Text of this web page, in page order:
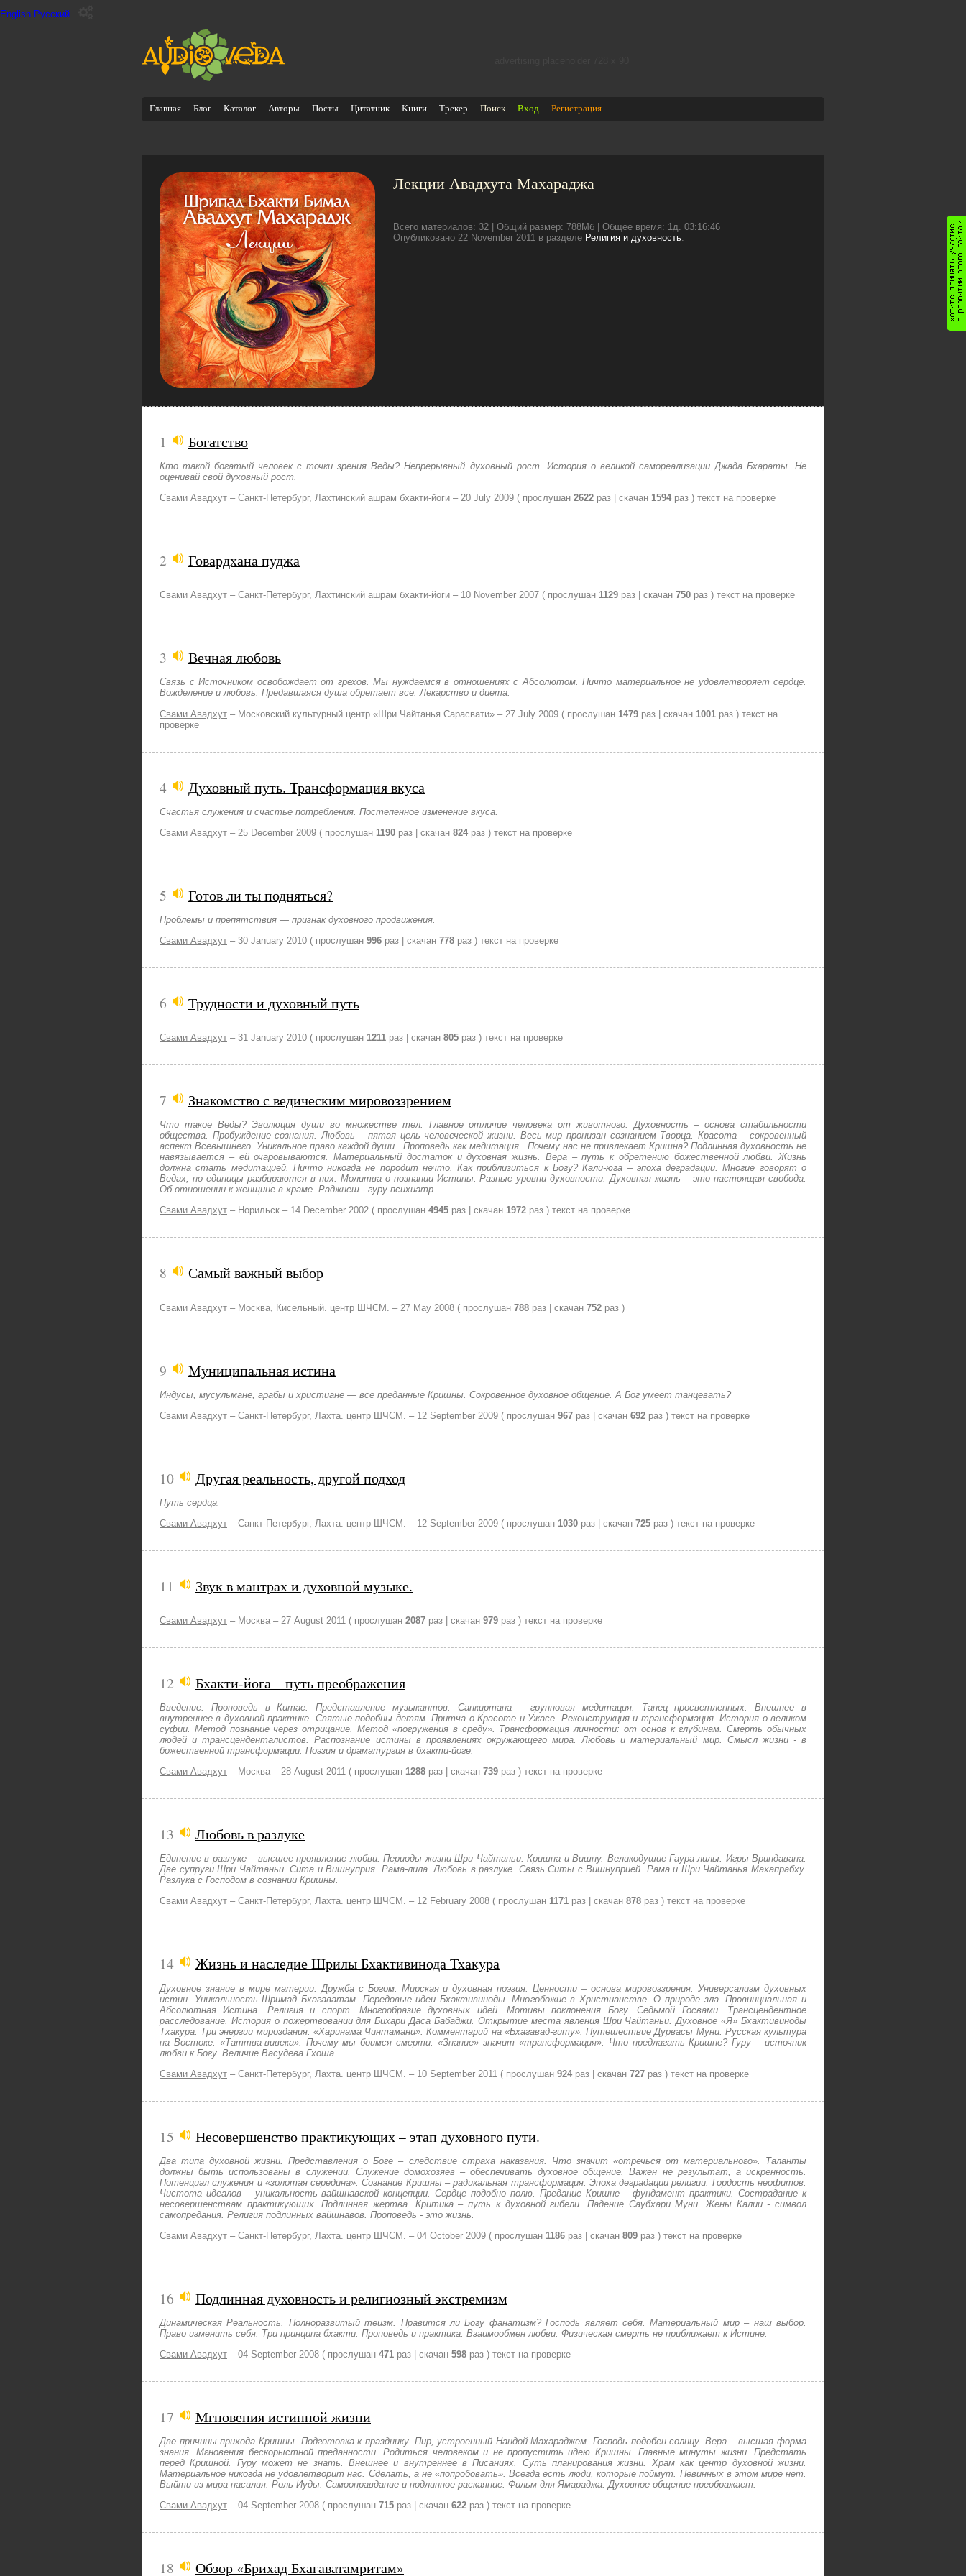
English Русский
Главная Блог Каталог Авторы Посты Цитатник Книги Трекер Поиск Вход Регистрация
Лекции Авадхута Махараджа
Всего материалов: 32 | Общий размер: 788Мб | Общее время: 1д. 03:16:46
Опубликовано 22 November 2011 в разделе Религия и духовность.
1 Богатство
Кто такой богатый человек с точки зрения Веды? Непрерывный духовный рост. История о великой самореализации Джада Бхараты. Не
оценивай свой духовный рост.
Свами Авадхут – Санкт-Петербург, Лахтинский ашрам бхакти-йоги – 20 July 2009 ( прослушан 2622 раз | скачан 1594 раз ) текст на проверке
2 Говардхана пуджа
Свами Авадхут – Санкт-Петербург, Лахтинский ашрам бхакти-йоги – 10 November 2007 ( прослушан 1129 раз | скачан 750 раз ) текст на проверке
3 Вечная любовь
Связь с Источником освобождает от грехов. Мы нуждаемся в отношениях с Абсолютом. Ничто материальное не удовлетворяет сердце.
Вожделение и любовь. Предавшаяся душа обретает все. Лекарство и диета.
Свами Авадхут – Московский культурный центр «Шри Чайтанья Сарасвати» – 27 July 2009 ( прослушан 1479 раз | скачан 1001 раз ) текст на
проверке
4 Духовный путь. Трансформация вкуса
Счастья служения и счастье потребления. Постепенное изменение вкуса.
Свами Авадхут – 25 December 2009 ( прослушан 1190 раз | скачан 824 раз ) текст на проверке
5 Готов ли ты подняться?
Проблемы и препятствия — признак духовного продвижения.
Свами Авадхут – 30 January 2010 ( прослушан 996 раз | скачан 778 раз ) текст на проверке
6 Трудности и духовный путь
Свами Авадхут – 31 January 2010 ( прослушан 1211 раз | скачан 805 раз ) текст на проверке
7 Знакомство с ведическим мировоззрением
Что такое Веды? Эволюция души во множестве тел. Главное отличие человека от животного. Духовность – основа стабильности
общества. Пробуждение сознания. Любовь – пятая цель человеческой жизни. Весь мир пронизан сознанием Творца. Красота – сокровенный
аспект Всевышнего. Уникальное право каждой души . Проповедь как медитация . Почему нас не привлекает Кришна? Подлинная духовность не
навязывается – ей очаровываются. Материальный достаток и духовная жизнь. Вера – путь к обретению божественной любви. Жизнь
должна стать медитацией. Ничто никогда не породит нечто. Как приблизиться к Богу? Кали-юга – эпоха деградации. Многие говорят о
Ведах, но единицы разбираются в них. Молитва о познании Истины. Разные уровни духовности. Духовная жизнь – это настоящая свобода.
Об отношении к женщине в храме. Раджнеш - гуру-психиатр.
Свами Авадхут – Норильск – 14 December 2002 ( прослушан 4945 раз | скачан 1972 раз ) текст на проверке
8 Самый важный выбор
Свами Авадхут – Москва, Кисельный. центр ШЧСМ. – 27 May 2008 ( прослушан 788 раз | скачан 752 раз )
9 Муниципальная истина
Индусы, мусульмане, арабы и христиане — все преданные Кришны. Сокровенное духовное общение. А Бог умеет танцевать?
Свами Авадхут – Санкт-Петербург, Лахта. центр ШЧСМ. – 12 September 2009 ( прослушан 967 раз | скачан 692 раз ) текст на проверке
10 Другая реальность, другой подход
Путь сердца.
Свами Авадхут – Санкт-Петербург, Лахта. центр ШЧСМ. – 12 September 2009 ( прослушан 1030 раз | скачан 725 раз ) текст на проверке
11 Звук в мантрах и духовной музыке.
Свами Авадхут – Москва – 27 August 2011 ( прослушан 2087 раз | скачан 979 раз ) текст на проверке
12 Бхакти-йога – путь преображения
Введение. Проповедь в Китае. Представление музыкантов. Санкиртана – групповая медитация. Танец просветленных. Внешнее в
внутреннее в духовной практике. Святые подобны детям. Притча о Красоте и Ужасе. Реконструкция и трансформация. История о великом
суфии. Метод познание через отрицание. Метод «погружения в среду». Трансформация личности: от основ к глубинам. Смерть обычных
людей и трансценденталистов. Распознание истины в проявлениях окружающего мира. Любовь и материальный мир. Смысл жизни - в
божественной трансформации. Поэзия и драматургия в бхакти-йоге.
Свами Авадхут – Москва – 28 August 2011 ( прослушан 1288 раз | скачан 739 раз ) текст на проверке
13 Любовь в разлуке
Единение в разлуке – высшее проявление любви. Периоды жизни Шри Чайтаньи. Кришна и Вишну. Великодушие Гаура-лилы. Игры Вриндавана.
Две супруги Шри Чайтаньи. Сита и Вишнуприя. Рама-лила. Любовь в разлуке. Связь Ситы с Вишнуприей. Рама и Шри Чайтанья Махапрабху.
Разлука с Господом в сознании Кришны.
Свами Авадхут – Санкт-Петербург, Лахта. центр ШЧСМ. – 12 February 2008 ( прослушан 1171 раз | скачан 878 раз ) текст на проверке
14 Жизнь и наследие Шрилы Бхактивинода Тхакура
Духовное знание в мире материи. Дружба с Богом. Мирская и духовная поэзия. Ценности – основа мировоззрения. Универсализм духовных
истин. Уникальность Шримад Бхагаватам. Передовые идеи Бхактивиноды. Многобожие в Христианстве. О природе зла. Провинциальная и
Абсолютная Истина. Религия и спорт. Многообразие духовных идей. Мотивы поклонения Богу. Седьмой Госвами. Трансцендентное
расследование. История о пожертвовании для Бихари Даса Бабаджи. Открытие места явления Шри Чайтаньи. Духовное «Я» Бхактивиноды
Тхакура. Три энергии мироздания. «Харинама Чинтамани». Комментарий на «Бхагавад-гиту». Путешествие Дурвасы Муни. Русская культура
на Востоке. «Таттва-вивека». Почему мы боимся смерти. «Знание» значит «трансформация». Что предлагать Кришне? Гуру – источник
любви к Богу. Величие Васудева Гхоша
Свами Авадхут – Санкт-Петербург, Лахта. центр ШЧСМ. – 10 September 2011 ( прослушан 924 раз | скачан 727 раз ) текст на проверке
15 Несовершенство практикующих – этап духовного пути.
Два типа духовной жизни. Представления о Боге – следствие страха наказания. Что значит «отречься от материального». Таланты
должны быть использованы в служении. Служение домохозяев – обеспечивать духовное общение. Важен не результат, а искренность.
Потенциал служения и «золотая середина». Сознание Кришны – радикальная трансформация. Эпоха деградации религии. Гордость неофитов.
Чистота идеалов – уникальность вайшнавской концепции. Сердце подобно полю. Предание Кришне – фундамент практики. Сострадание к
несовершенствам практикующих. Подлинная жертва. Критика – путь к духовной гибели. Падение Саубхари Муни. Жены Калии - символ
самопредания. Религия подлинных вайшнавов. Проповедь - это жизнь.
Свами Авадхут – Санкт-Петербург, Лахта. центр ШЧСМ. – 04 October 2009 ( прослушан 1186 раз | скачан 809 раз ) текст на проверке
16 Подлинная духовность и религиозный экстремизм
Динамическая Реальность. Полноразвитый теизм. Нравится ли Богу фанатизм? Господь являет себя. Материальный мир – наш выбор.
Право изменить себя. Три принципа бхакти. Проповедь и практика. Взаимообмен любви. Физическая смерть не приближает к Истине.
Свами Авадхут – 04 September 2008 ( прослушан 471 раз | скачан 598 раз ) текст на проверке
17 Мгновения истинной жизни
Две причины прихода Кришны. Подготовка к празднику. Пир, устроенный Нандой Махараджем. Господь подобен солнцу. Вера – высшая форма
знания. Мгновения бескорыстной преданности. Родиться человеком и не пропустить идею Кришны. Главные минуты жизни. Предстать
перед Кришной. Гуру может не знать. Внешнее и внутреннее в Писаниях. Cуть планирования жизни. Храм как центр духовной жизни.
Материальное никогда не удовлетворит нас. Сделать, а не «попробовать». Всегда есть люди, которые поймут. Невинных в этом мире нет.
Выйти из мира насилия. Роль Иуды. Самооправдание и подлинное раскаяние. Фильм для Ямараджа. Духовное общение преображает.
Свами Авадхут – 04 September 2008 ( прослушан 715 раз | скачан 622 раз ) текст на проверке
18 Обзор «Брихад Бхагаватамритам»